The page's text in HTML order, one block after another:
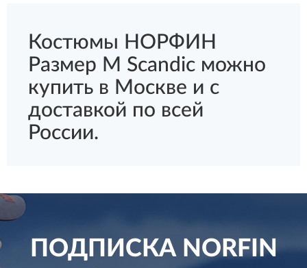
Костюмы НОРФИН
Размер M Scandic можно
купить в Москве и с
доставкой по всей
России.
ПОДПИСКАNORFIN